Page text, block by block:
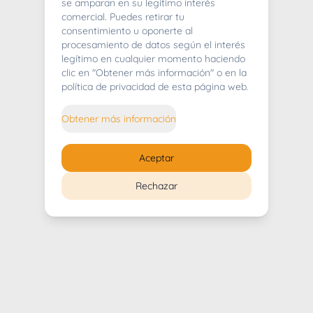
404
Whoops! Lo sentimos mucho.
se amparan en su legítimo interés
comercial. Puedes retirar tu
consentimiento u oponerte al
procesamiento de datos según el interés
legítimo en cualquier momento haciendo
clic en "Obtener más información" o en la
política de privacidad de esta página web.
Obtener más información
Rechazar
Aceptar